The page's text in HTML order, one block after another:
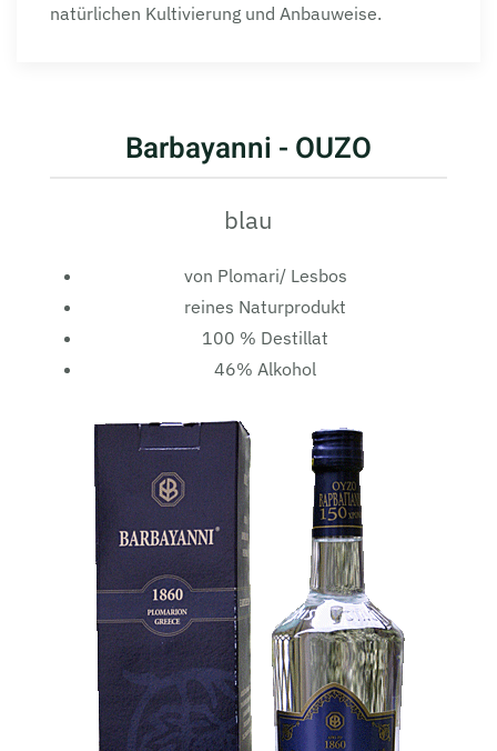
natürlichen Kultivierung und Anbauweise.
Barbayanni - OUZO
blau
von Plomari/ Lesbos
reines Naturprodukt
100 % Destillat
46% Alkohol